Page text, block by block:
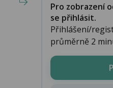
Pro zobrazení
se přihlásit.
Přihlášení/
průměrně 2